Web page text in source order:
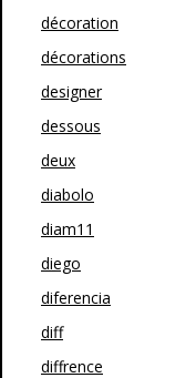
décoration
décorations
designer
dessous
deux
diabolo
diam11
diego
diferencia
diff
diffrence